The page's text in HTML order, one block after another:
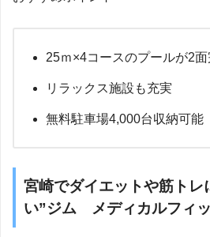
25ｍ×4コースのプールが2
リラックス施設も充実
無料駐車場4,000台収納可能
宮崎でダイエットや筋トレ
い”ジム メディカルフィ